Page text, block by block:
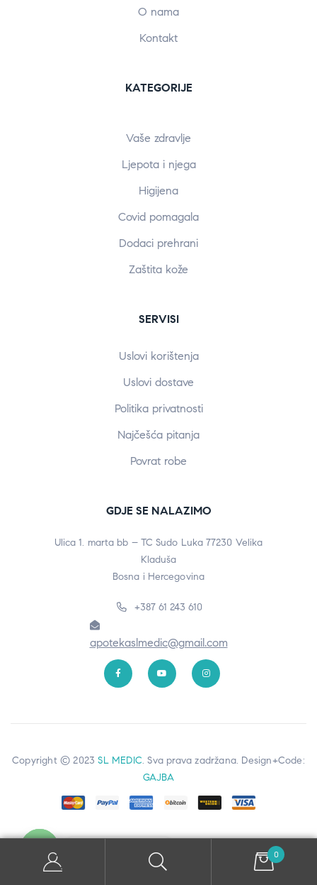
O nama
Kontakt
KATEGORIJE
Vaše zdravlje
Ljepota i njega
Higijena
Covid pomagala
Dodaci prehrani
Zaštita kože
SERVISI
Uslovi korištenja
Uslovi dostave
Politika privatnosti
Najčešća pitanja
Povrat robe
GDJE SE NALAZIMO
Ulica 1. marta bb – TC Sudo Luka 77230 Velika
Kladuša
Bosna i Hercegovina
+387 61 243 610
apotekaslmedic@gmail.com
Copyright © 2023SL MEDIC. Sva prava zadržana. Design+Code:
GAJBA
0
Open